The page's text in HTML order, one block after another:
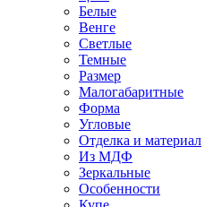
Белые
Венге
Светлые
Темные
Размер
Малогабаритные
Форма
Угловые
Отделка и материал
Из МДФ
Зеркальные
Особенности